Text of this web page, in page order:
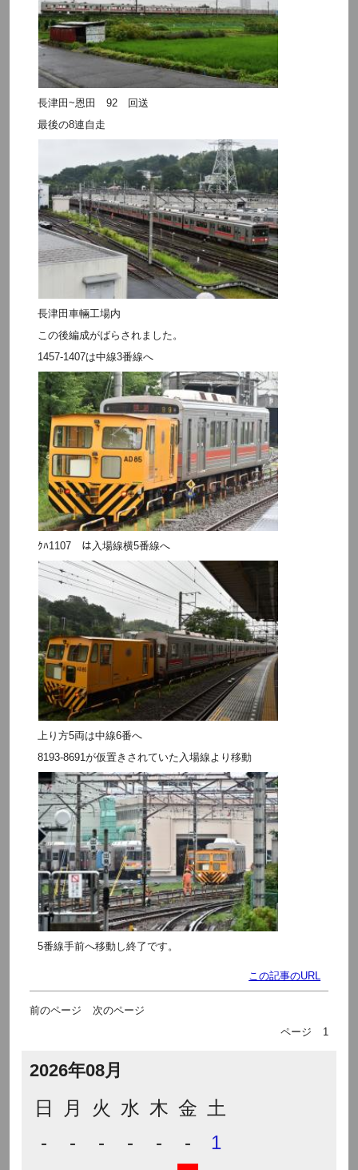
長津田~恩田 92 回送
最後の8連自走
長津田車輛工場内
この後編成がばらされました。
1457-1407は中線3番線へ
ｸﾊ1107 は入場線横5番線へ
上り方5両は中線6番へ
8193-8691が仮置きされていた入場線より移動
5番線手前へ移動し終了です。
この記事のURL
前のページ
次のページ
ページ
1
2026年08月
日 月 火 水 木 金 土
-
- - - - -
1